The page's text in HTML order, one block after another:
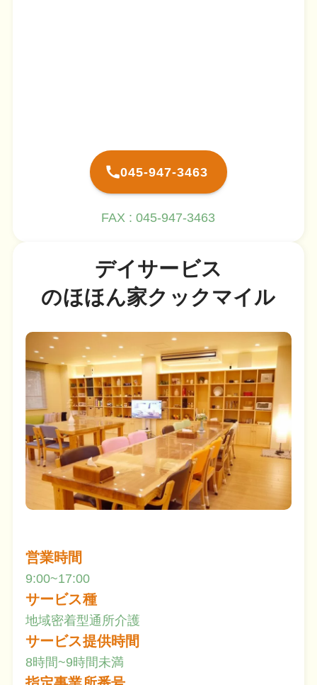
045-947-3463
FAX : 045-947-3463
デイサービス
のほほん家クックマイル
営業時間
9:00~17:00
サービス種
地域密着型通所介護
サービス提供時間
8時間~9時間未満